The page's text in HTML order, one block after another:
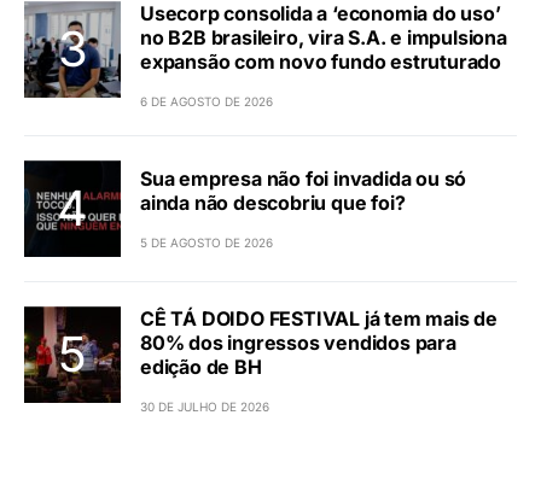
Usecorp consolida a ‘economia do uso’
no B2B brasileiro, vira S.A. e impulsiona
expansão com novo fundo estruturado
6 DE AGOSTO DE 2026
Sua empresa não foi invadida ou só
ainda não descobriu que foi?
5 DE AGOSTO DE 2026
CÊ TÁ DOIDO FESTIVAL já tem mais de
80% dos ingressos vendidos para
edição de BH
30 DE JULHO DE 2026